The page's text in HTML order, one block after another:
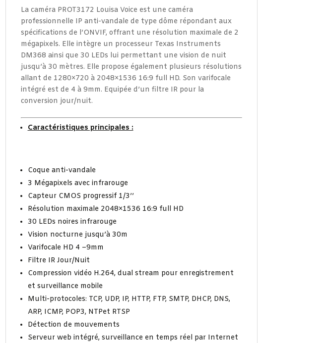
La caméra PROT3172 Louisa Voice est une caméra
professionnelle IP anti-vandale de type dôme répondant aux
spécifications de l’ONVIF, offrant une résolution maximale de 2
mégapixels. Elle intègre un processeur Texas Instruments
DM368 ainsi que 30 LEDs lui permettant une vision de nuit
jusqu’à 30 mètres. Elle propose également plusieurs résolutions
allant de 1280×720 à 2048×1536 16:9 full HD. Son varifocale
intégré est de 4 à 9mm. Equipée d’un filtre IR pour la
conversion jour/nuit.
Caractéristiques principales :
Coque anti-vandale
3 Mégapixels avec infrarouge
Capteur CMOS progressif 1/3’’
Résolution maximale 2048×1536 16:9 full HD
30 LEDs noires infrarouge
Vision nocturne jusqu’à 30m
Varifocale HD 4 –9mm
Filtre IR Jour/Nuit
Compression vidéo H.264, dual stream pour enregistrement
et surveillance mobile
Multi-protocoles: TCP, UDP, IP, HTTP, FTP, SMTP, DHCP, DNS,
ARP, ICMP, POP3, NTPet RTSP
Détection de mouvements
Serveur web intégré, surveillance en temps réel par Internet